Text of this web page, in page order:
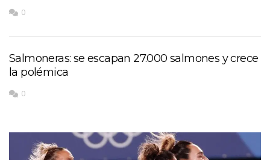
0
Salmoneras: se escapan 27.000 salmones y crece
la polémica
0